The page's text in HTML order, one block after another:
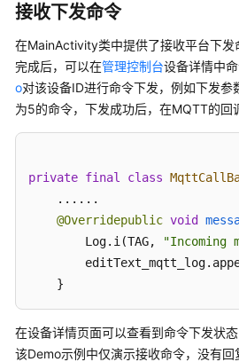
接收下发命令
在MainActivity类中提供了接收平台下
完成后，可以在管理控制台设备详情中
o对该设备ID进行命令下发，例如下发
为5的命令，下发成功后，在MQTT的回
private final class
    ......
@Overridepublic void
        Log.i(TAG,
"Incoming
    }
在设备详情页面可以查看到命令下发状
该Demo示例中仅演示接收命令，没有回